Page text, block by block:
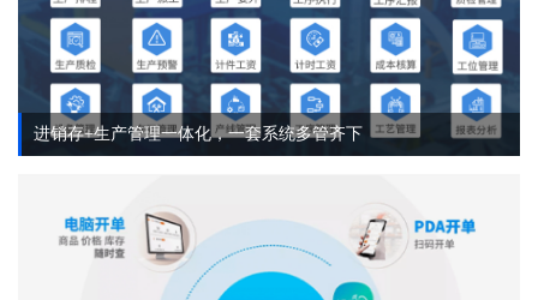
进销存+生产管理一体化，一套系统多管齐下